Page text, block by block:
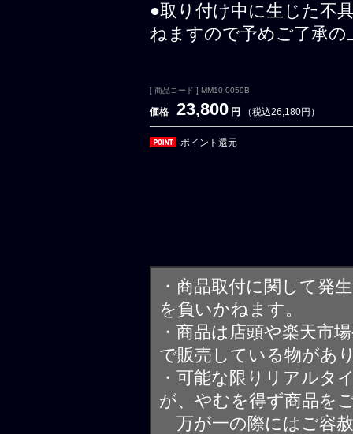
●取り付け中に生じた不
ねますので予めご了承
[ 商品コード ] MM10-0059B
価格 23,800 円 （税込26,180円）
ポイント還元
・商品取付に関して発
を負いかねます。
・商品は店頭や楽天市
で販売している物があ
・可能な限りリアルタ
が、やむを得ず商品を
万が一の際にはご容